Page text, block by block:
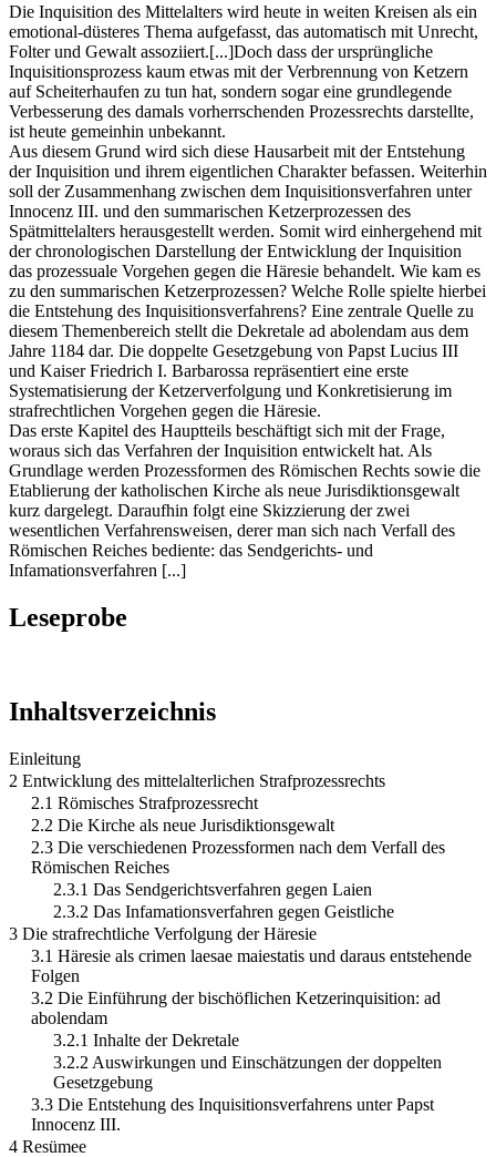
Die Inquisition des Mittelalters wird heute in weiten Kreisen als ein
emotional-düsteres Thema aufgefasst, das automatisch mit Unrecht,
Folter und Gewalt assoziiert.[...]Doch dass der ursprüngliche
Inquisitionsprozess kaum etwas mit der Verbrennung von Ketzern
auf Scheiterhaufen zu tun hat, sondern sogar eine grundlegende
Verbesserung des damals vorherrschenden Prozessrechts darstellte,
ist heute gemeinhin unbekannt.
Aus diesem Grund wird sich diese Hausarbeit mit der Entstehung
der Inquisition und ihrem eigentlichen Charakter befassen. Weiterhin
soll der Zusammenhang zwischen dem Inquisitionsverfahren unter
Innocenz III. und den summarischen Ketzerprozessen des
Spätmittelalters herausgestellt werden. Somit wird einhergehend mit
der chronologischen Darstellung der Entwicklung der Inquisition
das prozessuale Vorgehen gegen die Häresie behandelt. Wie kam es
zu den summarischen Ketzerprozessen? Welche Rolle spielte hierbei
die Entstehung des Inquisitionsverfahrens? Eine zentrale Quelle zu
diesem Themenbereich stellt die Dekretale ad abolendam aus dem
Jahre 1184 dar. Die doppelte Gesetzgebung von Papst Lucius III
und Kaiser Friedrich I. Barbarossa repräsentiert eine erste
Systematisierung der Ketzerverfolgung und Konkretisierung im
strafrechtlichen Vorgehen gegen die Häresie.
Das erste Kapitel des Hauptteils beschäftigt sich mit der Frage,
woraus sich das Verfahren der Inquisition entwickelt hat. Als
Grundlage werden Prozessformen des Römischen Rechts sowie die
Etablierung der katholischen Kirche als neue Jurisdiktionsgewalt
kurz dargelegt. Daraufhin folgt eine Skizzierung der zwei
wesentlichen Verfahrensweisen, derer man sich nach Verfall des
Römischen Reiches bediente: das Sendgerichts- und
Infamationsverfahren [...]
Leseprobe
Inhaltsverzeichnis
Einleitung
2 Entwicklung des mittelalterlichen Strafprozessrechts
2.1 Römisches Strafprozessrecht
2.2 Die Kirche als neue Jurisdiktionsgewalt
2.3 Die verschiedenen Prozessformen nach dem Verfall des
Römischen Reiches
2.3.1 Das Sendgerichtsverfahren gegen Laien
2.3.2 Das Infamationsverfahren gegen Geistliche
3 Die strafrechtliche Verfolgung der Häresie
3.1 Häresie als crimen laesae maiestatis und daraus entstehende
Folgen
3.2 Die Einführung der bischöflichen Ketzerinquisition: ad
abolendam
3.2.1 Inhalte der Dekretale
3.2.2 Auswirkungen und Einschätzungen der doppelten
Gesetzgebung
3.3 Die Entstehung des Inquisitionsverfahrens unter Papst
Innocenz III.
4 Resümee